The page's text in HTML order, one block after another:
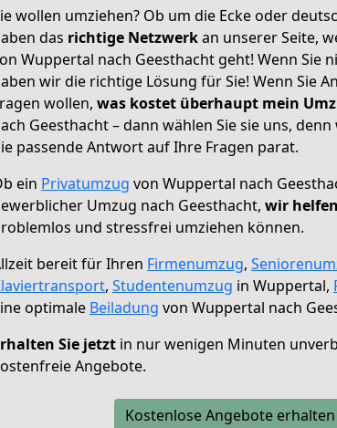
wollen umziehen? Ob um die Ecke oder
das richtige Netzwerkan unserer Seite,
Wuppertal nach Geesthacht geht! Wenn Sie
wir die richtige Lösung für Sie! Wenn Sie
wollen, was kostet überhaupt mein
Geesthacht – dann wählen Sie sie uns,
passende Antwort auf Ihre Fragen parat.
ein Privatumzug von Wuppertal nach
Umzug nach Geesthacht, wir helfen
und stressfrei umziehen können.
bereit für Ihren Firmenumzug,
, Studentenumzug in Wuppertal,
optimale Beiladung von Wuppertal nach
Sie jetzt in nur wenigen Minuten
Angebote.
Kostenlose Angebote erhalten